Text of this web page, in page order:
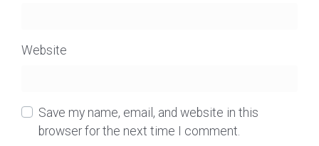
Website
Save my name, email, and website in this
browser for the next time I comment.